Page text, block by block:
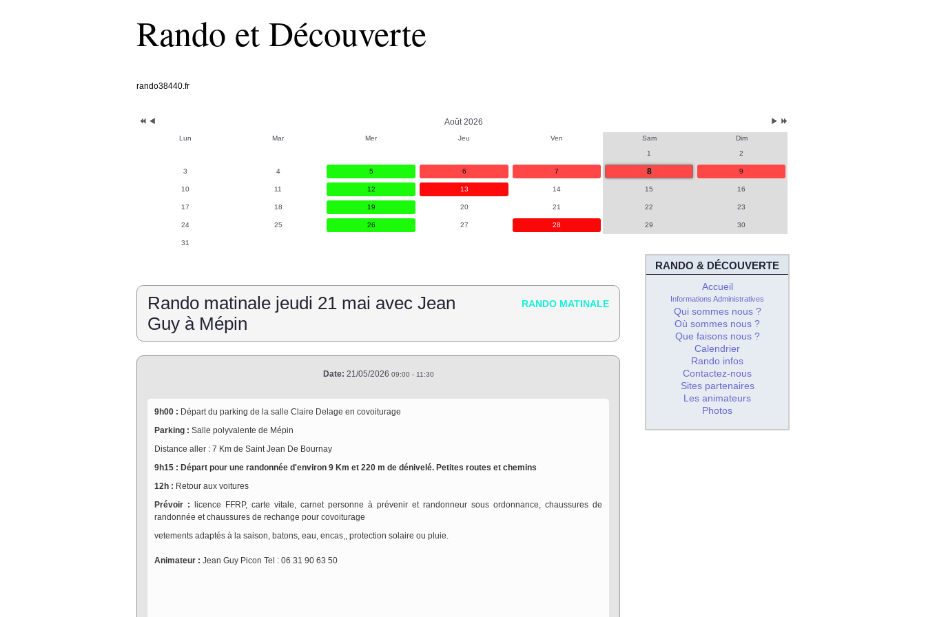
Rando et Découverte
rando38440.fr
précédenteprécédent
suivante
suivant
Août 2026
Lun Mar Mer Jeu Ven Sam
Dim
1
2
3 4 5 6 7 8 9
10 11 12 13 14 15 16
17 18 19 20 21 22 23
24 25 26 27 28 29 30
31
Rando matinale jeudi 21 mai avec Jean
Guy à Mépin
RANDO MATINALE
Date: 21/05/2026 09:00- 11:30
9h00 : Départ du parking de la salle Claire Delage en covoiturage
Parking : Salle polyvalente de Mépin
Distance aller : 7 Km de Saint Jean De Bournay
9h15 : Départ pour une randonnée d'environ 9 Km et 220 m de dénivelé. Petites routes et chemins
12h : Retour aux voitures
Prévoir : licence FFRP, carte vitale, carnet personne à prévenir et randonneur sous ordonnance, chaussures de
randonnée et chaussures de rechange pour covoiturage
vetements adaptés à la saison, batons, eau, encas,, protection solaire ou pluie.
Animateur : Jean Guy Picon Tel : 06 31 90 63 50
RANDO & DÉCOUVERTE
Accueil
Informations Administratives
Qui sommes nous ?
Où sommes nous ?
Que faisons nous ?
Calendrier
Rando infos
Contactez-nous
Sites partenaires
Les animateurs
Photos